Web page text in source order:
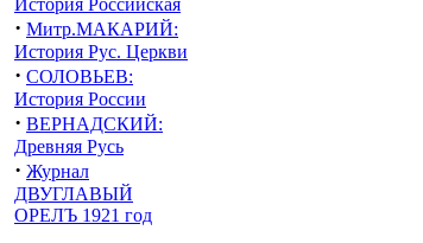
История Российская
· Митр.МАКАРИЙ:
История Рус. Церкви
· СОЛОВЬЕВ:
История России
· ВЕРНАДСКИЙ:
Древняя Русь
· Журнал
ДВУГЛАВЫЙ
ОРЕЛЪ 1921 год